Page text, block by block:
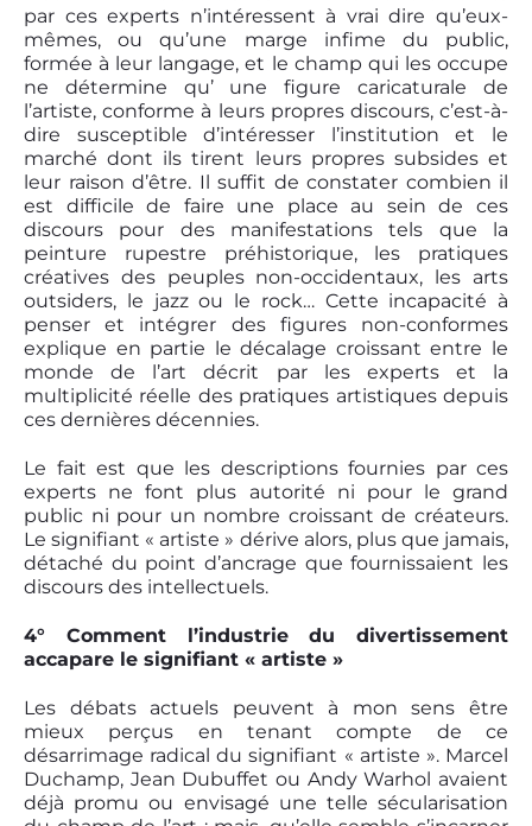
par ces experts n’intéressent à vrai dire qu’eux-
mêmes, ou qu’une marge infime du public,
formée à leur langage, et le champ qui les occupe
ne détermine qu’ une figure caricaturale de
l’artiste, conforme à leurs propres discours, c’est-à-
dire susceptible d’intéresser l’institution et le
marché dont ils tirent leurs propres subsides et
leur raison d’être. Il suffit de constater combien il
est difficile de faire une place au sein de ces
discours pour des manifestations tels que la
peinture rupestre préhistorique, les pratiques
créatives des peuples non-occidentaux, les arts
outsiders, le jazz ou le rock… Cette incapacité à
penser et intégrer des figures non-conformes
explique en partie le décalage croissant entre le
monde de l’art décrit par les experts et la
multiplicité réelle des pratiques artistiques depuis
ces dernières décennies.
Le fait est que les descriptions fournies par ces
experts ne font plus autorité ni pour le grand
public ni pour un nombre croissant de créateurs.
Le signifiant « artiste » dérive alors, plus que jamais,
détaché du point d’ancrage que fournissaient les
discours des intellectuels.
4° Comment l’industrie du divertissement
accapare le signifiant « artiste »
Les débats actuels peuvent à mon sens être
mieux perçus en tenant compte de ce
désarrimage radical du signifiant « artiste ». Marcel
Duchamp, Jean Dubuffet ou Andy Warhol avaient
déjà promu ou envisagé une telle sécularisation